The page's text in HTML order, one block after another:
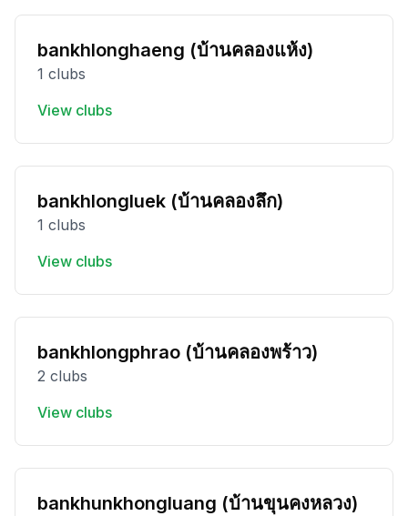
bankhlonghaeng (บ้านคลองแห้ง)
1 clubs
View clubs
bankhlongluek (บ้านคลองลึก)
1 clubs
View clubs
bankhlongphrao (บ้านคลองพร้าว)
2 clubs
View clubs
bankhunkhongluang (บ้านขุนคงหลวง)